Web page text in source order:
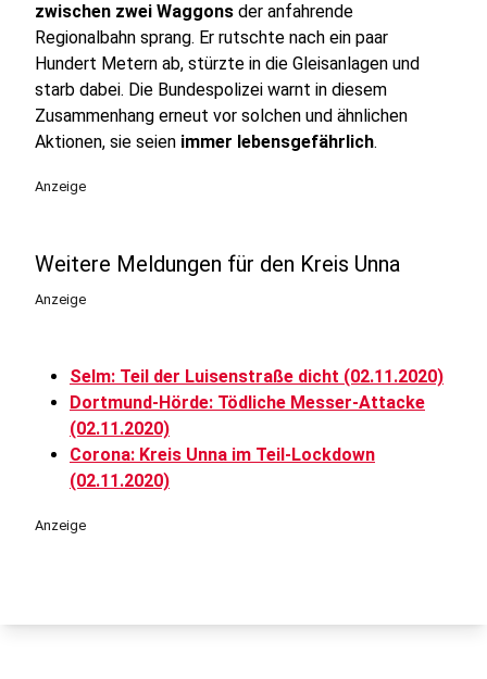
zwischen zwei Waggons der anfahrende
Regionalbahn sprang. Er rutschte nach ein paar
Hundert Metern ab, stürzte in die Gleisanlagen und
starb dabei. Die Bundespolizei warnt in diesem
Zusammenhang erneut vor solchen und ähnlichen
Aktionen, sie seien immer lebensgefährlich.
Anzeige
Weitere Meldungen für den Kreis Unna
Anzeige
Selm: Teil der Luisenstraße dicht (02.11.2020)
Dortmund-Hörde: Tödliche Messer-Attacke
(02.11.2020)
Corona: Kreis Unna im Teil-Lockdown
(02.11.2020)
Anzeige